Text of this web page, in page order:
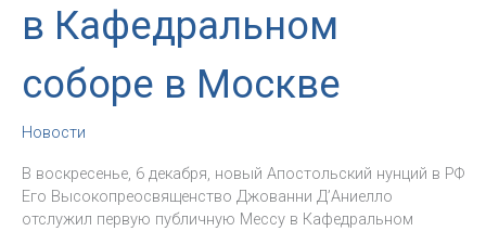
в Кафедральном
соборе в Москве
Новости
В воскресенье, 6 декабря, новый Апостольский нунций в РФ
Его Высокопреосвященство Джованни Д’Аниелло
отслужил первую публичную Мессу в Кафедральном